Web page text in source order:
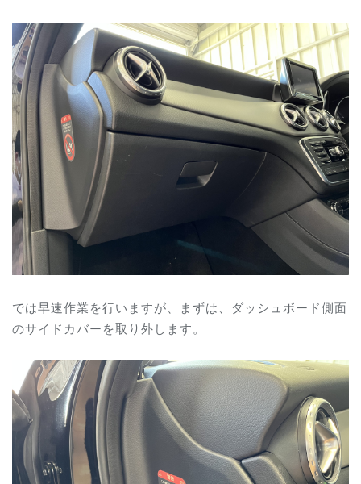
では早速作業を行いますが、まずは、ダッシュボード側面
のサイドカバーを取り外します。